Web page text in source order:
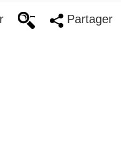
Partager